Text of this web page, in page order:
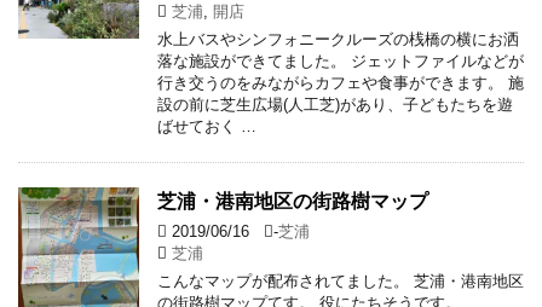
芝浦
開店
水上バスやシンフォニークルーズの桟橋の横にお洒
落な施設ができてました。 ジェットファイルなどが
行き交うのをみながらカフェや食事ができます。 施
設の前に芝生広場(人工芝)があり、子どもたちを遊
ばせておく …
芝浦・港南地区の街路樹マップ
2019/06/16 -芝浦
芝浦
こんなマップが配布されてました。 芝浦・港南地区
の街路樹マップてす。 役にたちそうです。